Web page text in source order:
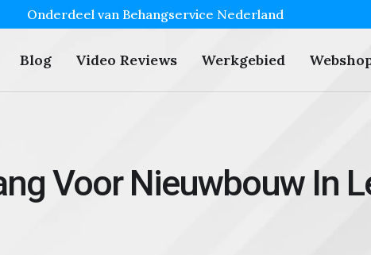
Onderdeel van Behangservice Nederland
Blog Video Reviews Werkgebied
Voor Nieuwbouw In